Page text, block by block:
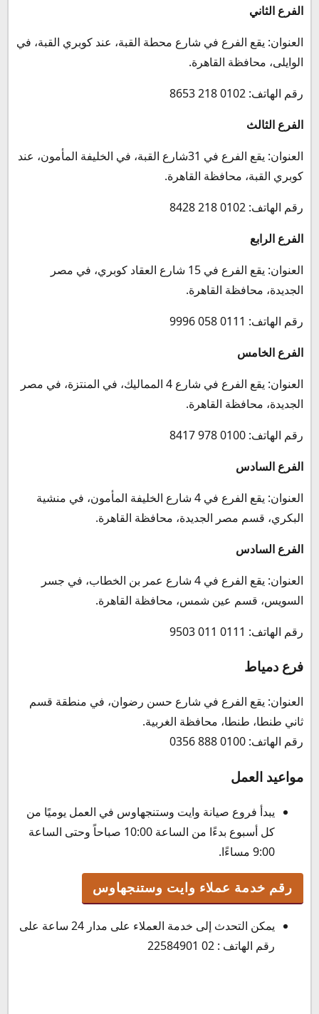
الفرع الثاني
العنوان: يقع الفرع في شارع محطة القبة، عند كوبري القبة، في
الوايلى، محافظة القاهرة.
رقم الهاتف: 0102 218 8653
الفرع الثالث
العنوان: يقع الفرع في 31شارع القبة، في الخليفة المأمون، عند
كوبري القبة، محافظة القاهرة.
رقم الهاتف: 0102 218 8428
الفرع الرابع
العنوان: يقع الفرع في 15 شارع العقاد كوبري، في مصر
الجديدة، محافظة القاهرة.
رقم الهاتف: 0111 058 9996
الفرع الخامس
العنوان: يقع الفرع في شارع 4 المماليك، في المنتزة، في مصر
الجديدة، محافظة القاهرة.
رقم الهاتف: 0100 978 8417
الفرع السادس
العنوان: يقع الفرع في 4 شارع الخليفة المأمون، في منشية
البكري، قسم مصر الجديدة، محافظة القاهرة.
الفرع السادس
العنوان: يقع الفرع في 4 شارع عمر بن الخطاب، في جسر
السويس، قسم عين شمس، محافظة القاهرة.
رقم الهاتف: 0111 011 9503
فرع دمياط
العنوان: يقع الفرع في شارع حسن رضوان، في منطقة قسم
ثاني طنطا، طنطا، محافظة الغربية.
رقم الهاتف: 0100 888 0356
مواعيد العمل
يبدأ فروع صيانة وايت وستنجهاوس في العمل يوميًا من
كل أسبوع بدءًا من الساعة 10:00 صباحاً وحتى الساعة
9:00 مساءًا.
رقم خدمة عملاء وايت وستنجهاوس
يمكن التحدث إلى خدمة العملاء على مدار 24 ساعة على
رقم الهاتف : 02 22584901